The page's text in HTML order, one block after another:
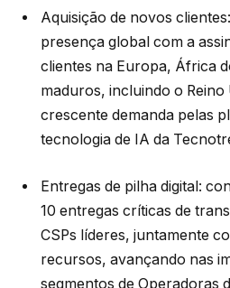
Aquisição de novos
presença global com a
clientes na Europa, África
maduros, incluindo o
crescente demanda pelas
tecnologia de IA da
Entregas de pilha digital:
10 entregas críticas de
CSPs líderes, juntamente
recursos, avançando nas
segmentos de Operadoras